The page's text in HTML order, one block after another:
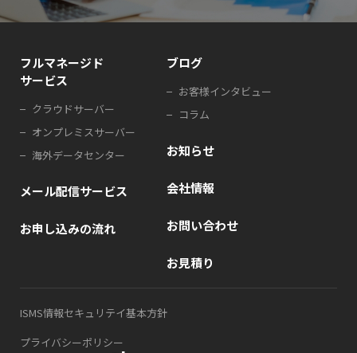
フルマネージド
サービス
クラウドサーバー
オンプレミスサーバー
海外データセンター
メール配信サービス
お申し込みの流れ
ブログ
お客様インタビュー
コラム
お知らせ
会社情報
お問い合わせ
お見積り
ISMS情報セキュリテイ基本方針
プライバシーポリシー